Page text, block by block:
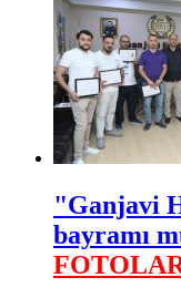
"Ganjavi
bayramı